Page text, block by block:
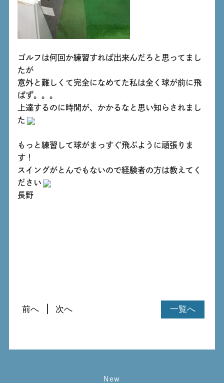
ゴルフは何回か練習すれば出来んだろと思ってまし
たが
意外と難しくて完全になめてた私は全く球が前に飛
ばず。。。
上達するのに時間が、かかるなと思い知らされまし
た
もっと練習して球がまっすぐ飛ぶように頑張りま
す！
スイングがとんでもないので経験者の方は教えてく
ださい
長野
一覧へ
前へ 次へ
New